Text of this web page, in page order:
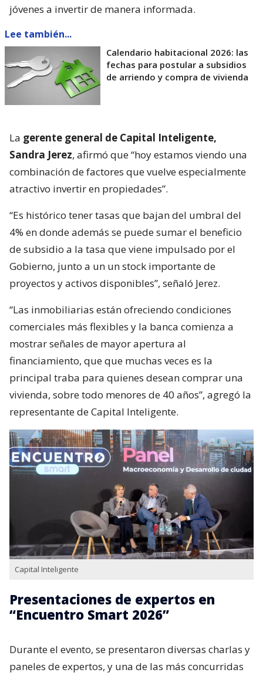
jóvenes a invertir de manera informada.
Lee también...
Calendario habitacional 2026: las
fechas para postular a subsidios
de arriendo y compra de vivienda
La gerente general de Capital Inteligente,
Sandra Jerez, afirmó que “hoy estamos viendo una
combinación de factores que vuelve especialmente
atractivo invertir en propiedades”.
“Es histórico tener tasas que bajan del umbral del
4% en donde además se puede sumar el beneficio
de subsidio a la tasa que viene impulsado por el
Gobierno, junto a un un stock importante de
proyectos y activos disponibles”, señaló Jerez.
“Las inmobiliarias están ofreciendo condiciones
comerciales más flexibles y la banca comienza a
mostrar señales de mayor apertura al
financiamiento, que que muchas veces es la
principal traba para quienes desean comprar una
vivienda, sobre todo menores de 40 años”, agregó la
representante de Capital Inteligente.
Capital Inteligente
Presentaciones de expertos en
“Encuentro Smart 2026”
Durante el evento, se presentaron diversas charlas y
paneles de expertos, y una de las más concurridas